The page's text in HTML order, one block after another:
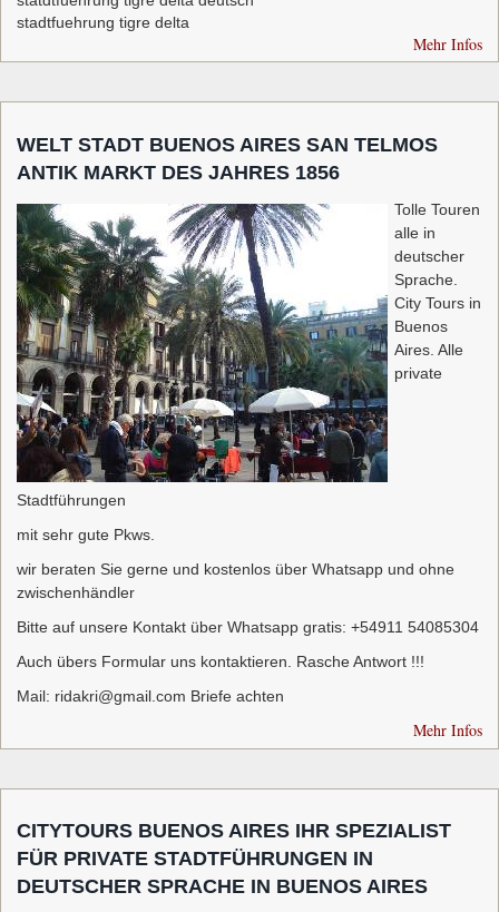
stadtfuehrung tigre delta
Mehr Infos
WELT STADT BUENOS AIRES SAN TELMOS
ANTIK MARKT DES JAHRES 1856
Tolle Touren
alle in
deutscher
Sprache.
City Tours in
Buenos
Aires. Alle
private
Stadtführungen
mit sehr gute Pkws.
wir beraten Sie gerne und kostenlos über Whatsapp und ohne
zwischenhändler
Bitte auf unsere Kontakt über Whatsapp gratis: +54911 54085304
Auch übers Formular uns kontaktieren. Rasche Antwort !!!
Mail: ridakri@gmail.com Briefe achten
Mehr Infos
CITYTOURS BUENOS AIRES IHR SPEZIALIST
FÜR PRIVATE STADTFÜHRUNGEN IN
DEUTSCHER SPRACHE IN BUENOS AIRES